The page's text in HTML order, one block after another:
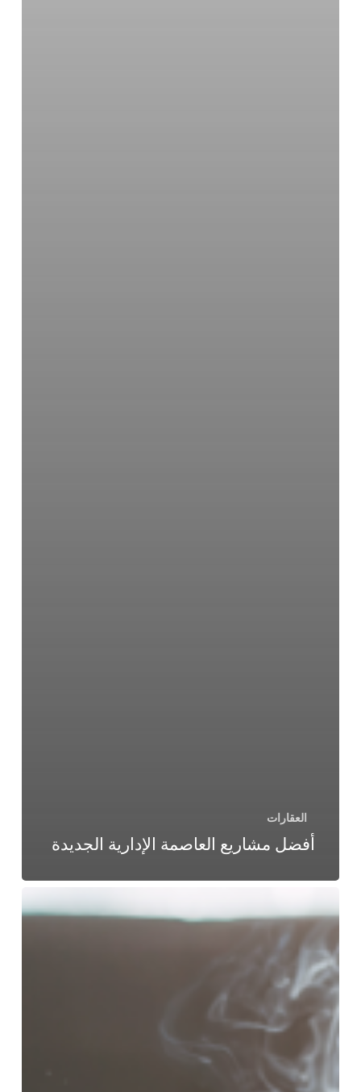
العقارات
أفضل مشاريع العاصمة الإدارية الجديدة